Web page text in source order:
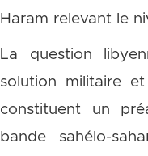
Haram relevant le
La question
solution militaire
constituent un
bande sahélo-